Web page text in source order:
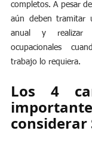
completos. A pesar
aún deben tramitar
anual y realizar
ocupacionales
trabajo lo requiera.
Los 4
considerar